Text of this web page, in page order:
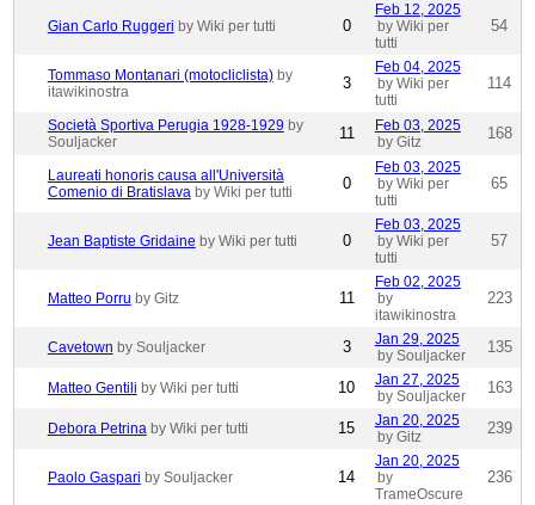
Gian Carlo Ruggeri by Wiki per tutti 0
Feb 12, 2025
by Wiki per
tutti
54
Tommaso Montanari (motocliclista) by
itawikinostra
3
Feb 04, 2025
by Wiki per
tutti
114
Società Sportiva Perugia 1928-1929 by
Souljacker
11
Feb 03, 2025
by Gitz
168
Laureati honoris causa all'Università
Comenio di Bratislava by Wiki per tutti 0
Feb 03, 2025
by Wiki per
tutti
65
Jean Baptiste Gridaine by Wiki per tutti 0
Feb 03, 2025
by Wiki per
tutti
57
Matteo Porru by Gitz 11
Feb 02, 2025
by
itawikinostra
223
Cavetown by Souljacker 3
Jan 29, 2025
by Souljacker
135
Matteo Gentili by Wiki per tutti 10
Jan 27, 2025
by Souljacker
163
Debora Petrina by Wiki per tutti 15
Jan 20, 2025
by Gitz
239
Paolo Gaspari by Souljacker 14
Jan 20, 2025
by
TrameOscure
236